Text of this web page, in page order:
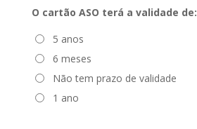
O cartão ASO terá a validade de:
5 anos
6 meses
Não tem prazo de validade
1 ano